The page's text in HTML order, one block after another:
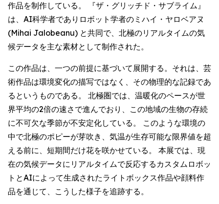
作品を制作している。 『ザ・グリッチド・サブライム』
は、AI科学者でありロボット学者のミハイ・ヤロベアヌ
(Mihai Jalobeanu) と共同で、北極のリアルタイムの気
候データを主な素材として制作された。
この作品は、一つの前提に基づいて展開する。それは、芸
術作品は環境変化の描写ではなく、その物理的な記録であ
るというものである。 北極圏では、温暖化のペースが世
界平均の2倍の速さで進んでおり、この地域の生物の存続
に不可欠な季節が不安定化している。 このような環境の
中で北極のポピーが芽吹き、気温が生存可能な限界値を超
える前に、短期間だけ花を咲かせている。 本展では、現
在の気候データにリアルタイムで反応するカスタムロボッ
トとAIによって生成されたライトボックス作品や顔料作
品を通じて、こうした様子を追跡する。